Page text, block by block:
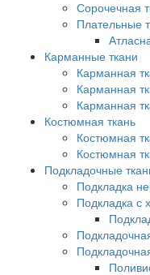
Сорочечная
Плательные
Карманные ткани
Карманная
Карманная
Карманная
Костюмная ткань
Костюмная
Костюмная
Подкладочные
Подкладка
Подкладка с